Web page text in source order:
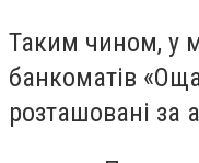
Таким чином, у
банкоматів
розташовані за